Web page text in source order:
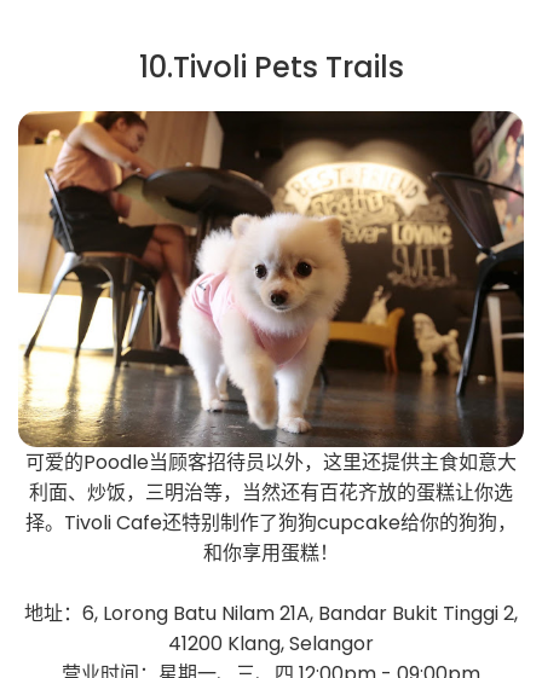
10.Tivoli Pets Trails
可爱的Poodle当顾客招待员以外，这里还提供主食如意大
利面、炒饭，三明治等，当然还有百花齐放的蛋糕让你选
择。Tivoli Cafe还特别制作了狗狗cupcake给你的狗狗，
和你享用蛋糕！
地址：6, Lorong Batu Nilam 21A, Bandar Bukit Tinggi 2,
41200 Klang, Selangor